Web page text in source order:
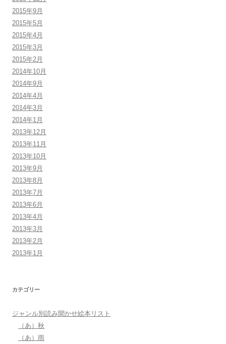
2015年9月
2015年5月
2015年4月
2015年3月
2015年2月
2014年10月
2014年9月
2014年4月
2014年3月
2014年1月
2013年12月
2013年11月
2013年10月
2013年9月
2013年8月
2013年7月
2013年6月
2013年4月
2013年3月
2013年2月
2013年1月
カテゴリー
ジャンル別読み聞かせ絵本リスト
（あ）秋
（あ）雨